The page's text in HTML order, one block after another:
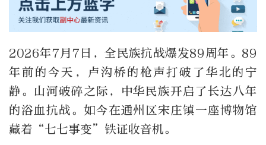
2026年7月7日，全民族抗战爆发89周年。89
年前的今天，卢沟桥的枪声打破了华北的宁
静。山河破碎之际，中华民族开启了长达八年
的浴血抗战。如今在通州区宋庄镇一座博物馆
藏着“七七事变”铁证收音机。